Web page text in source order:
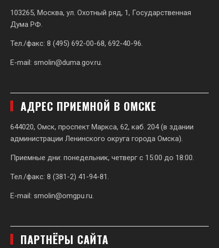
103265, Москва, ул. Охотный ряд, 1, Государственная
Дума РФ.
Тел./факс: 8 (495) 692-00-68, 692-40-96.
E-mail: smolin@duma.gov.ru
АДРЕС ПРИЕМНОЙ В ОМСКЕ
644020, Омск, проспект Маркса, 62, каб. 204 (в здании
администрации Ленинского округа города Омска).
Приемные дни: понедельник, четверг с 15:00 до 18:00.
Тел./факс: 8 (381-2) 41-94-81.
E-mail: smolin@omgpu.ru
ПАРТНЁРЫ САЙТА